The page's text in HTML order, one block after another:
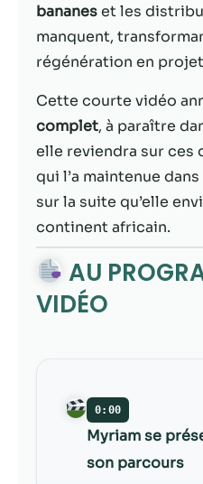
bananeset les
manquent,
régénération en
Cette courte vidéo
complet, à paraître
elle reviendra sur ces
qui l’a maintenue
sur la suite qu’elle
continent africain.
AU
VIDÉO
0:00
Myriam se
son parcours